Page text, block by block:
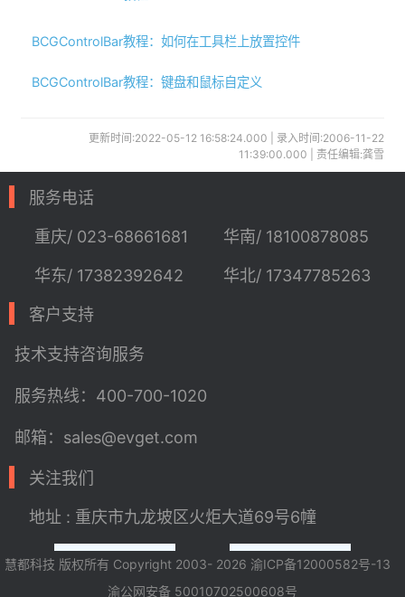
BCGControlBar教程：如何在工具栏上放置控件
BCGControlBar教程：键盘和鼠标自定义
更新时间:2022-05-12 16:58:24.000 | 录入时间:2006-11-22
11:39:00.000 | 责任编辑:龚雪
服务电话
重庆/ 023-68661681
华东/ 17382392642
华南/ 18100878085
华北/ 17347785263
客户支持
技术支持咨询服务
服务热线：400-700-1020
邮箱：sales@evget.com
关注我们
地址 : 重庆市九龙坡区火炬大道69号6幢
慧都科技 版权所有 Copyright 2003- 2026 渝ICP备12000582号-13
渝公网安备 50010702500608号